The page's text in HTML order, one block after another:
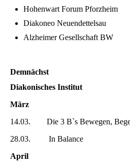
Hohenwart Forum Pforzheim
Diakoneo Neuendettelsau
Alzheimer Gesellschaft BW
Demnächst
Diakonisches Institut
März
14.03. Die 3 B`s Bewegen,
28.03. In Balance
April